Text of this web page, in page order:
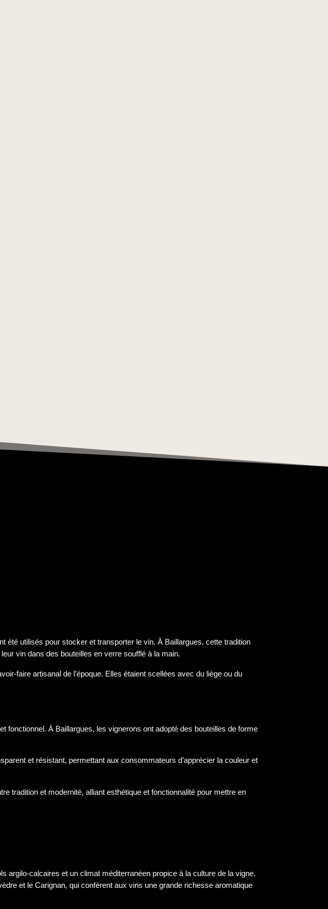
été utilisés pour stocker et transporter le vin. À Baillargues, cette tradition
vin dans des bouteilles en verre soufflé à la main.
faire artisanal de l’époque. Elles étaient scellées avec du liège ou du
fonctionnel. À Baillargues, les vignerons ont adopté des bouteilles de forme
et résistant, permettant aux consommateurs d’apprécier la couleur et
tradition et modernité, alliant esthétique et fonctionnalité pour mettre en
argilo-calcaires et un climat méditerranéen propice à la culture de la vigne.
et le Carignan, qui confèrent aux vins une grande richesse aromatique